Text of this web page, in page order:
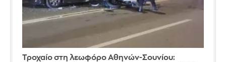
Τροχαίο στη λεωφόρο Αθηνών-Σουνίου: